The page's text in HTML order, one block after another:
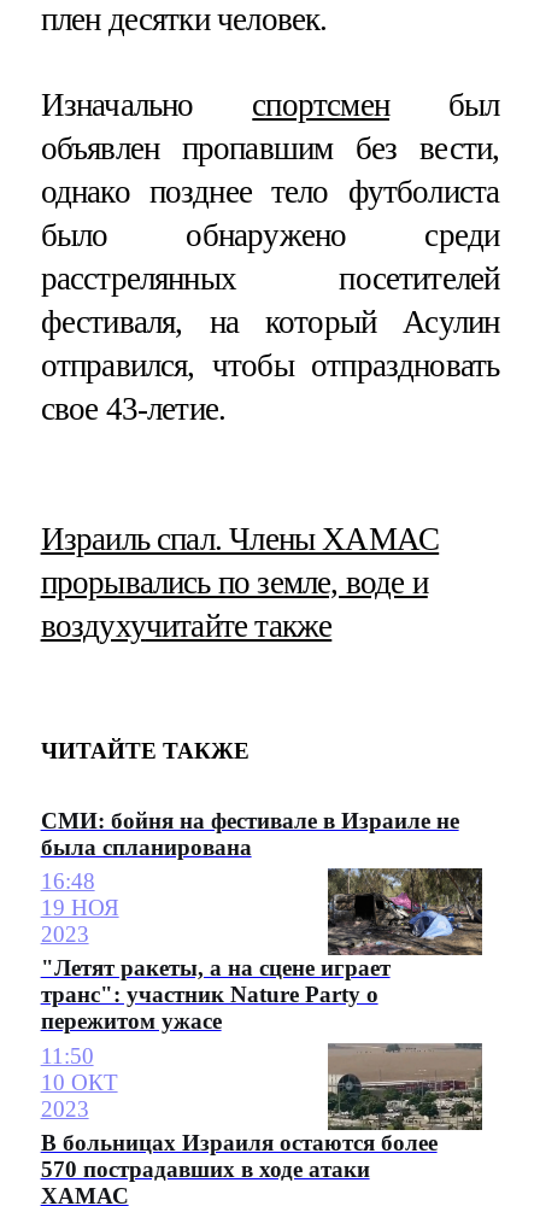
плен десятки человек.
Изначально спортсменбыл
объявлен пропавшим без вести,
однако позднее тело футболиста
было обнаружено среди
расстрелянных посетителей
фестиваля, на который Асулин
отправился, чтобы отпраздновать
свое 43-летие.
​Израиль спал. Члены ХАМАС
прорывались по земле, воде и
воздухучитайте также
ЧИТАЙТЕ ТАКЖЕ
СМИ: бойня на фестивале в Израиле не
была спланирована
16:48
19 НОЯ
2023
"Летят ракеты, а на сцене играет
транс": участник Nature Party о
пережитом ужасе
11:50
10 ОКТ
2023
В больницах Израиля остаются более
570 пострадавших в ходе атаки
ХАМАС